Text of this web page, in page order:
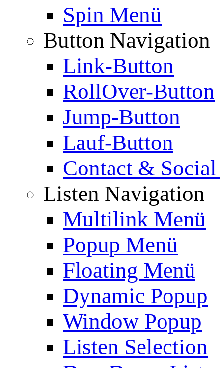
Spin Menü
Button Navigation
Link-Button
RollOver-Button
Jump-Button
Lauf-Button
Contact &
Listen Navigation
Multilink Menü
Popup Menü
Floating Menü
Dynamic Popup
Window Popup
Listen Selection